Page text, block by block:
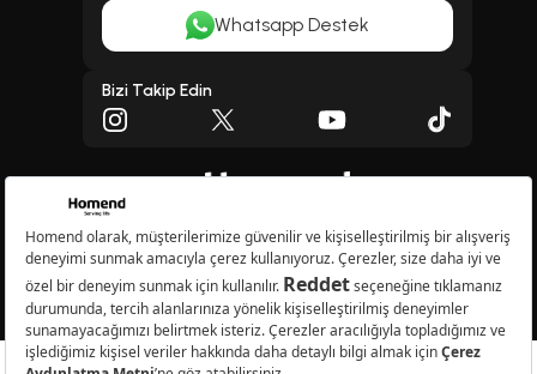
Whatsapp Destek
Bizi Takip Edin
Copyright © 2026 Homend A.Ş. Tüm Hakları Saklıdır.